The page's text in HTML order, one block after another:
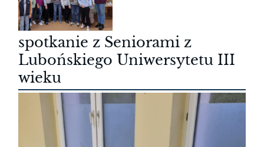
spotkanie z Seniorami z
Lubońskiego Uniwersytetu III
wieku